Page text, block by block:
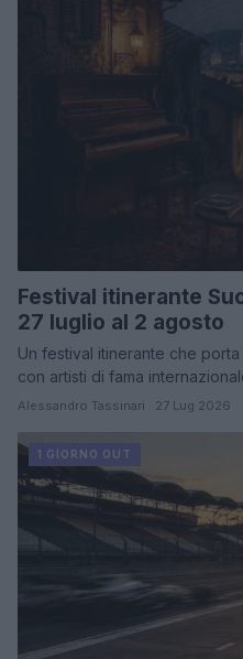
Festival itinerante
27 luglio al 2 agosto
Un festival itinerante che
con artisti di fama
Alessandro Tassinari · 27 Lug 2026
1 GIORNO OUT